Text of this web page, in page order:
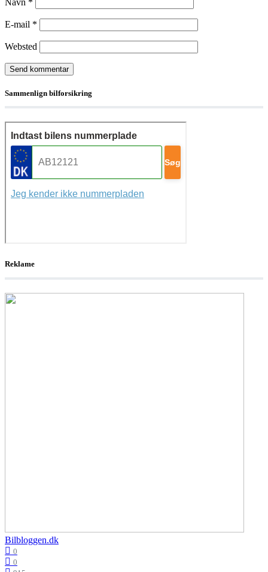
E-mail *
Websted
Sammenlign bilforsikring
Reklame
Bilbloggen.dk
0
0